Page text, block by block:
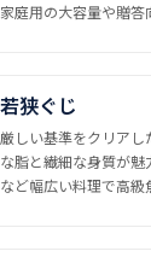
家庭用の大容量や贈答
若狭ぐじ
厳しい基準をクリア
な脂と繊細な身質が
など幅広い料理で高級